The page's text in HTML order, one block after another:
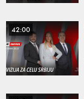
42:00